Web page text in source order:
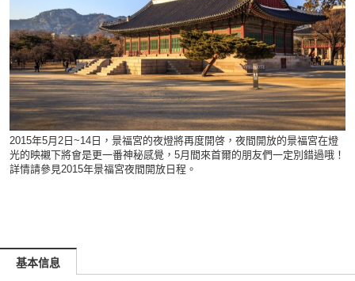
2015年5月2日~14日，景福宮的夜燈將再度開啓，夜間開放的景福宮在燈
光的映襯下將會是更一番神秘感覺，5月間來首爾的朋友們一定別錯過哦！
詳情請參見2015年景福宮夜間開放日程。
基本信息